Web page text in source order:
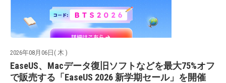
2026年08月06日( 木 )
EaseUS、Macデータ復旧ソフトなどを最大75%オフ
で販売する「EaseUS 2026 新学期セール」を開催